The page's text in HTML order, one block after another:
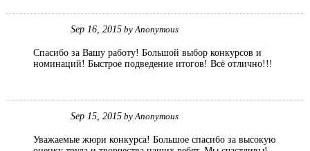
Sep 16, 2015 by Anonymous
Спасибо за Вашу работу! Большой выбор конкурсов и
номинаций! Быстрое подведение итогов! Всё отлично!!!
Sep 15, 2015 by Anonymous
Уважаемые жюри конкурса! Большое спасибо за высокую